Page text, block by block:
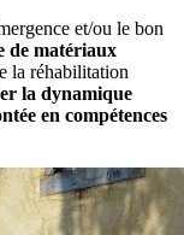
et/ou le bon
de matériaux
la réhabilitation
la dynamique
en compétences